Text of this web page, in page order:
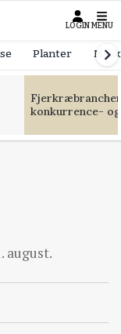
LOGIN MENU
Planter
konkurrence-